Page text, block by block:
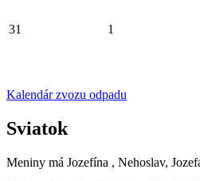
31 1
Kalendár zvozu odpadu
Sviatok
Meniny má Jozefína , Nehoslav,